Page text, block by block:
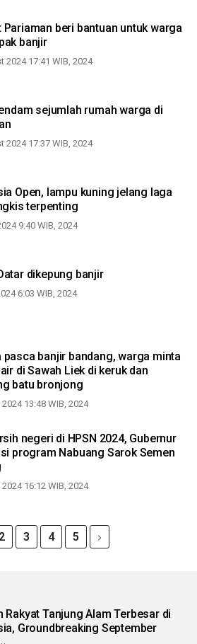
Pariaman beri bantuan untuk warga
banjir
2024 17:41 WIB, 2024
sejumlah rumah warga di
2024 17:37 WIB, 2024
Open, lampu kuning jelang laga
terpenting
9:40 WIB, 2024
dikepung banjir
6:03 WIB, 2024
pasca banjir bandang, warga minta
di Sawah Liek di keruk dan
batu bronjong
13:48 WIB, 2024
negeri di HPSN 2024, Gubernur
program Nabuang Sarok Semen
16:12 WIB, 2024
2 3 4 5
Rakyat Tanjung Alam Terbesar di
Groundbreaking September